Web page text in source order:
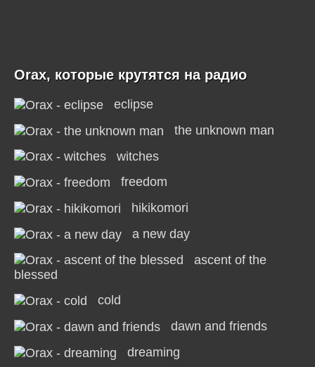
Orax, которые крутятся на радио
eclipse
the unknown man
witches
freedom
hikikomori
a new day
ascent of the
blessed
cold
dawn and friends
dreaming